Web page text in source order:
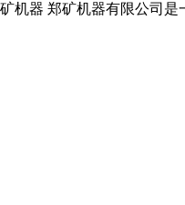
器 郑矿机器有限公司是